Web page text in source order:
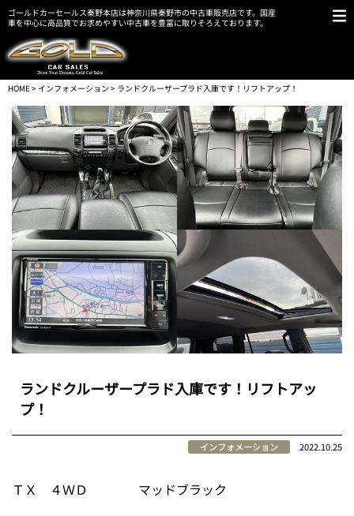
ゴールドカーセールス秦野本店は神奈川県秦野市の中古車販売店です。国産
車を中心に高品質でお求めやすい中古車を豊富に取りそろえております。
HOME> インフォメーション > ランドクルーザープラド入庫です！リフトアップ！
ランドクルーザープラド入庫です！リフトアッ
プ！
インフォメーション 2022.10.25
ＴＸ ４ＷＤ マッドブラック